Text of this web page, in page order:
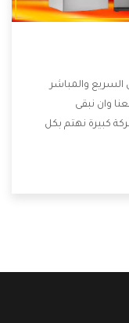
والمباشر
وان نبقى
كبيرة نهتم بكل
تكون من أهم